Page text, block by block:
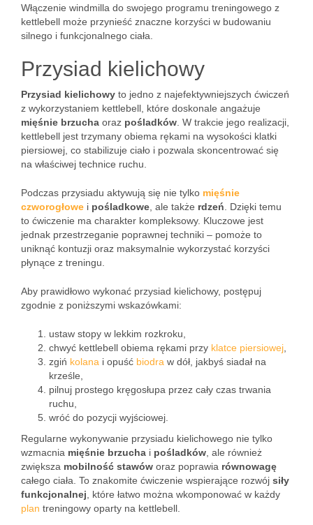
Włączenie windmilla do swojego programu treningowego z
kettlebell może przynieść znaczne korzyści w budowaniu
silnego i funkcjonalnego ciała.
Przysiad kielichowy
Przysiad kielichowy to jedno z najefektywniejszych ćwiczeń
z wykorzystaniem kettlebell, które doskonale angażuje
mięśnie brzucha oraz pośladków . W trakcie jego realizacji,
kettlebell jest trzymany obiema rękami na wysokości klatki
piersiowej, co stabilizuje ciało i pozwala skoncentrować się
na właściwej technice ruchu.
Podczas przysiadu aktywują się nie tylko mięśnie
czworogłowe i pośladkowe , ale także rdzeń . Dzięki temu
to ćwiczenie ma charakter kompleksowy. Kluczowe jest
jednak przestrzeganie poprawnej techniki – pomoże to
uniknąć kontuzji oraz maksymalnie wykorzystać korzyści
płynące z treningu.
Aby prawidłowo wykonać przysiad kielichowy, postępuj
zgodnie z poniższymi wskazówkami:
ustaw stopy w lekkim rozkroku,
chwyć kettlebell obiema rękami przy klatce piersiowej
zgiń kolana i opuść biodra w dół, jakbyś siadał na
krześle,
pilnuj prostego kręgosłupa przez cały czas trwania
ruchu,
wróć do pozycji wyjściowej.
Regularne wykonywanie przysiadu kielichowego nie tylko
wzmacnia mięśnie brzucha i pośladków , ale również
zwiększa mobilność stawów oraz poprawia równowagę
całego ciała. To znakomite ćwiczenie wspierające rozwój siły
funkcjonalnej , które łatwo można wkomponować w każdy
plan treningowy oparty na kettlebell.